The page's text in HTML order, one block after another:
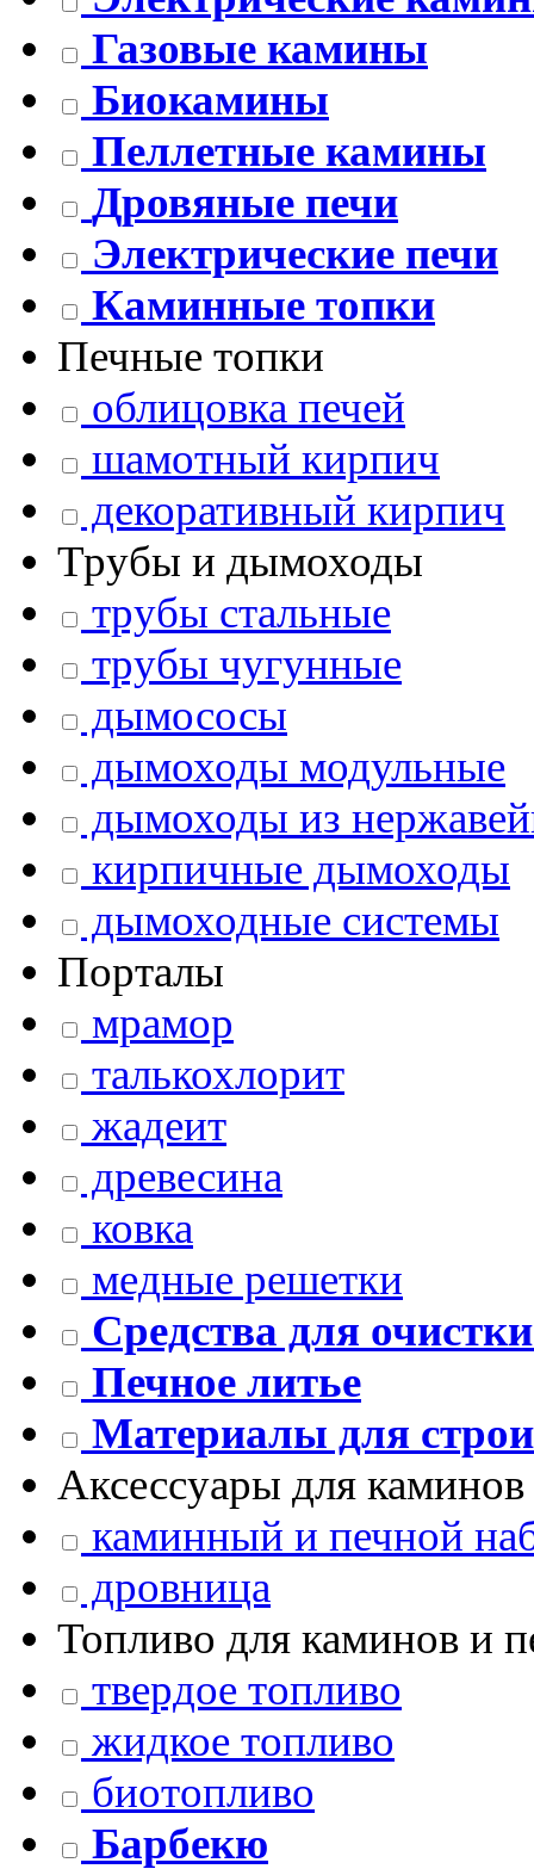
Газовые камины
Биокамины
Пеллетные камины
Дровяные печи
Электрические печи
Каминные топки
Печные топки
облицовка печей
шамотный кирпич
декоративный кирпич
Трубы и дымоходы
трубы стальные
трубы чугунные
дымососы
дымоходы модульные
дымоходы из
кирпичные дымоходы
дымоходные системы
Порталы
мрамор
талькохлорит
жадеит
древесина
ковка
медные решетки
Средства для
Печное литье
Материалы для
Аксессуары для
каминный и печной
дровница
Топливо для каминов и
твердое топливо
жидкое топливо
биотопливо
Барбекю